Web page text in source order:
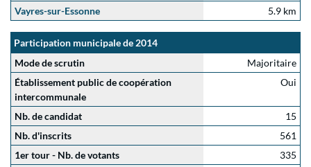
Vayres-sur-Essonne
5.9 km
Participation municipale de 2014
Mode de scrutin
Majoritaire
Établissement public de coopération
intercommunale
Oui
Nb. de candidat
15
Nb. d'inscrits
561
1er tour - Nb. de votants
335